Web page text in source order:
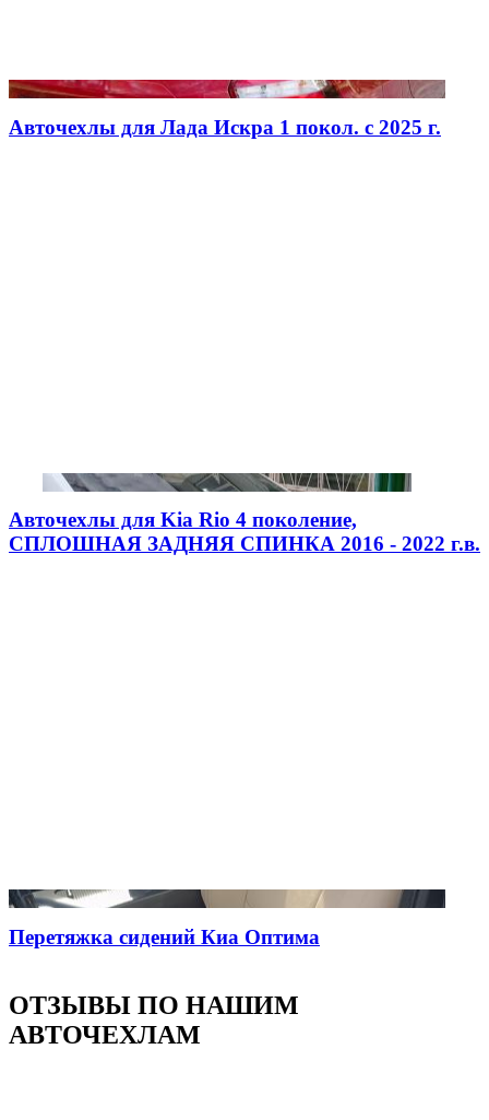
Авточехлы для Лада Искра 1 покол. с 2025 г.
Авточехлы для Kia Rio 4 поколение,
СПЛОШНАЯ ЗАДНЯЯ СПИНКА 2016 - 2022 г.в.
Перетяжка сидений Киа Оптима
ОТЗЫВЫ ПО НАШИМ
АВТОЧЕХЛАМ